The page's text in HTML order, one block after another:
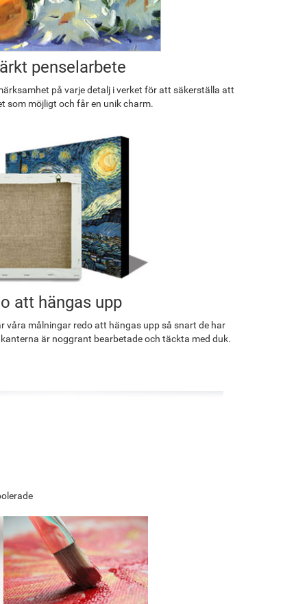
penselarbete
på varje detalj i verket för att säkerställa att
som möjligt och får en unik charm.
att hängas upp
våra målningar redo att hängas upp så snart de har
är noggrant bearbetade och täckta med duk.